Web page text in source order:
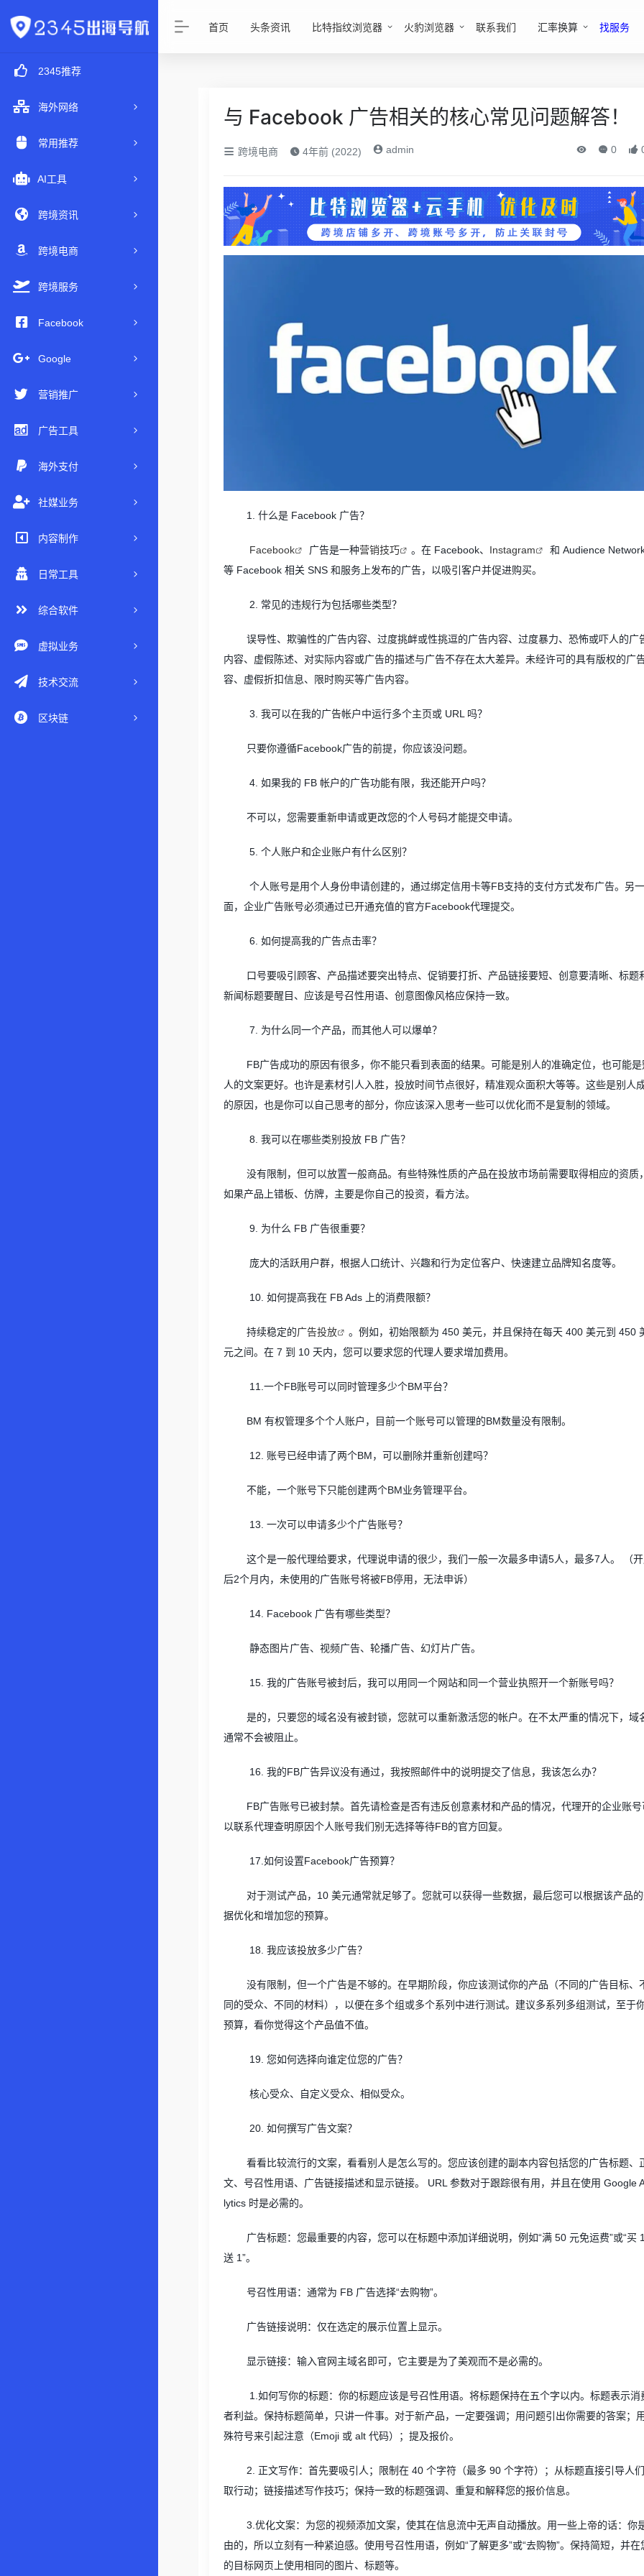
2345推荐
海外网络
常用推荐
AI工具
跨境资讯
跨境电商
跨境服务
Facebook
Google
营销推广
广告工具
海外支付
社媒业务
内容制作
日常工具
综合软件
虚拟业务
技术交流
区块链
首页 头条资讯 比特指纹浏览器 火豹浏览器 联系我们 汇率换算 找服务
与 Facebook 广告相关的核心常见问题解答！
跨境电商 4年前 (2022) admin 0
1.什么是 Facebook 广告？
Facebook 广告是一种营销技巧 。在 Facebook、 Instagram 和 Audience
等 Facebook相关 SNS和服务上发布的广告，以吸引客户并促进购买。
2. 常见的违规行为包括哪些类型？
误导性、欺骗性的广告内容、过度挑衅或性挑逗的广告内容、过度暴力、恐怖或吓人的广
内容、虚假陈述、对实际内容或广告的描述与广告不存在太大差异。未经许可的具有版权的广
容、虚假折扣信息、限时购买等广告内容。
3.我可以在我的广告帐户中运行多个主页或 URL 吗？
只要你遵循Facebook广告的前提，你应该没问题。
4.如果我的 FB帐户的广告功能有限，我还能开户吗？
不可以，您需要重新申请或更改您的个人号码才能提交申请。
5.个人账户和企业账户有什么区别？
个人账号是用个人身份申请创建的，通过绑定信用卡等FB支持的支付方式发布广告。另
面，企业广告账号必须通过已开通充值的官方Facebook代理提交。
6.如何提高我的广告点击率？
口号要吸引顾客、产品描述要突出特点、促销要打折、产品链接要短、创意要清晰、标题
新闻标题要醒目、应该是号召性用语、创意图像风格应保持一致。
7. 为什么同一个产品，而其他人可以爆单？
FB广告成功的原因有很多，你不能只看到表面的结果。可能是别人的准确定位，也可能是
人的文案更好。也许是素材引人入胜，投放时间节点很好，精准观众面积大等等。这些是别人
的原因，也是你可以自己思考的部分，你应该深入思考一些可以优化而不是复制的领域。
8.我可以在哪些类别投放 FB 广告？
没有限制，但可以放置一般商品。有些特殊性质的产品在投放市场前需要取得相应的资质，
如果产品上错板、仿牌，主要是你自己的投资，看方法。
9. 为什么 FB 广告很重要？
庞大的活跃用户群，根据人口统计、兴趣和行为定位客户、快速建立品牌知名度等。
10.如何提高我在 FB Ads 上的消费限额？
持续稳定的广告投放 。例如，初始限额为 450美元，并且保持在每天 400美元到 450
元之间。在 7 到 10 天内，您可以要求您的代理人要求增加费用。
11.一个FB账号可以同时管理多少个BM平台？
BM有权管理多个个人账户，目前一个账号可以管理的BM数量没有限制。
12. 账号已经申请了两个BM，可以删除并重新创建吗？
不能，一个账号下只能创建两个BM业务管理平台。
13.一次可以申请多少个广告账号？
这个是一般代理给要求，代理说申请的很少，我们一般一次最多申请5人，最多7人。
（
后2个月内，未使用的广告账号将被FB停用，无法申诉）
14. Facebook 广告有哪些类型？
静态图片广告、视频广告、轮播广告、幻灯片广告。
15.我的广告账号被封后，我可以用同一个网站和同一个营业执照开一个新账号吗？
是的，只要您的域名没有被封锁，您就可以重新激活您的帐户。在不太严重的情况下，域
通常不会被阻止。
16.我的FB广告异议没有通过，我按照邮件中的说明提交了信息，我该怎么办？
FB广告账号已被封禁。首先请检查是否有违反创意素材和产品的情况，代理开的企业账号
以联系代理查明原因个人账号我们别无选择等待FB的官方回复。
17.如何设置Facebook广告预算？
对于测试产品， 10美元通常就足够了。您就可以获得一些数据，最后您可以根据该产品
据优化和增加您的预算。
18.我应该投放多少广告？
没有限制，但一个广告是不够的。在早期阶段，你应该测试你的产品（不同的广告目标、
同的受众、不同的材料），以便在多个组或多个系列中进行测试。建议多系列多组测试，至于
预算，看你觉得这个产品值不值。
19.您如何选择向谁定位您的广告？
核心受众、自定义受众、相似受众。
20.如何撰写广告文案？
看看比较流行的文案，看看别人是怎么写的。您应该创建的副本内容包括您的广告标题、
文、号召性用语、广告链接描述和显示链接。
URL参数对于跟踪很有用，并且在使用 Google
lytics 时是必需的。
广告标题：您最重要的内容，您可以在标题中添加详细说明，例如“满 50元免运费”或“买
送 1”。
号召性用语：通常为 FB 广告选择“去购物”。
广告链接说明：仅在选定的展示位置上显示。
显示链接：输入官网主域名即可，它主要是为了美观而不是必需的。
1.如何写你的标题：你的标题应该是号召性用语。将标题保持在五个字以内。标题表示消
者利益。保持标题简单，只讲一件事。对于新产品，一定要强调；用问题引出你需要的答案；
殊符号来引起注意（Emoji 或 alt代码）；提及报价。
2. 正文写作：首先要吸引人；限制在 40个字符（最多 90个字符）；从标题直接引导人
取行动；链接描述写作技巧；保持一致的标题强调、重复和解释您的报价信息。
3.优化文案：为您的视频添加文案，使其在信息流中无声自动播放。用一些上帝的话：你
由的，所以立刻有一种紧迫感。使用号召性用语，例如“了解更多”或“去购物”。保持简短，并在
的目标网页上使用相同的图片、标题等。